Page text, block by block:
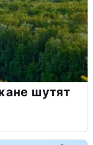
шутят